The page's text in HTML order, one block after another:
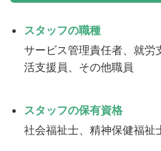
スタッフの職種
サービス管理責任者、就労
活支援員、その他職員
スタッフの保有資格
社会福祉士、精神保健福祉